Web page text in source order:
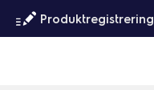
Produktregistrering